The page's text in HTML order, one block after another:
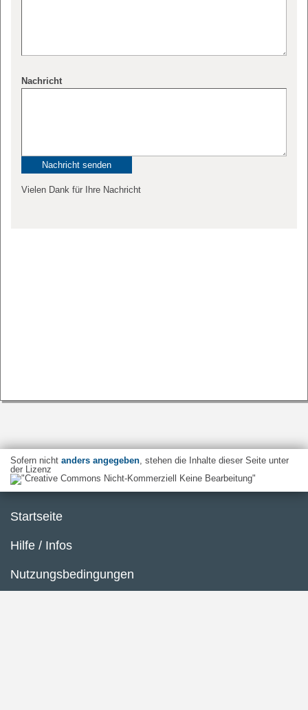
Nachricht
Vielen Dank für Ihre Nachricht
Sofern nicht anders angegeben, stehen die Inhalte dieser Seite unter
der Lizenz
Startseite
Hilfe / Infos
Nutzungsbedingungen